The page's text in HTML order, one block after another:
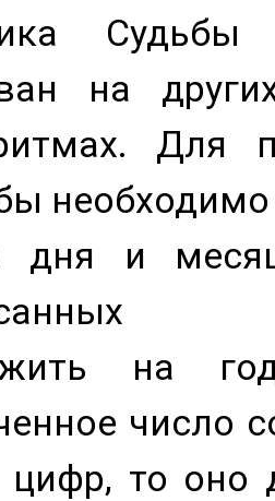
на
Для
дня и
на
число
цифр, то оно